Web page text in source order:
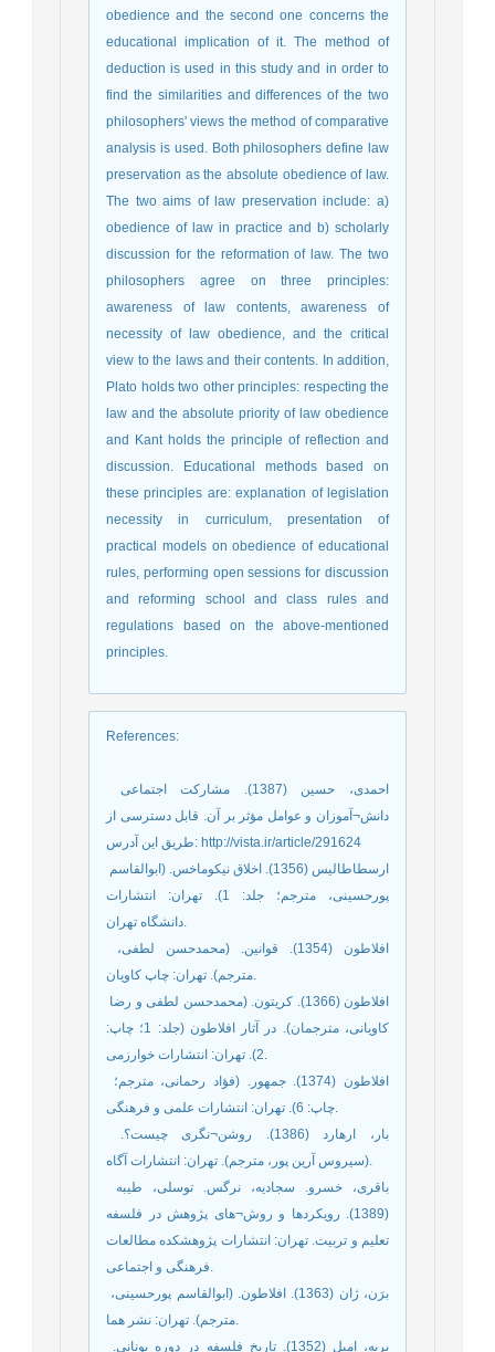
obedience and the second one concerns the
educational implication of it. The method of
deduction is used in this study and in order to
find the similarities and differences of the two
philosophers' views the method of comparative
analysis is used. Both philosophers define law
preservation as the absolute obedience of law.
The two aims of law preservation include: a)
obedience of law in practice and b) scholarly
discussion for the reformation of law. The two
philosophers agree on three principles:
awareness of law contents, awareness of
necessity of law obedience, and the critical
view to the laws and their contents. In addition,
Plato holds two other principles: respecting the
law and the absolute priority of law obedience
and Kant holds the principle of reflection and
discussion. Educational methods based on
these principles are: explanation of legislation
necessity in curriculum, presentation of
practical models on obedience of educational
rules, performing open sessions for discussion
and reforming school and class rules and
regulations based on the above-mentioned
principles.
References:
دانش¬آموزان و عوامل مؤثر بر آن. قابل دسترسی از
طریق این آدرس: http://vista.ir/article/291624
پورحسینی، مترجم؛ جلد: 1). تهران: انتشارات
دانشگاه تهران.
مترجم). تهران: چاپ کاویان.
کاویانی، مترجمان). در آثار افلاطون (جلد: 1؛ چاپ:
2). تهران: انتشارات خوارزمی.
چاپ: 6). تهران: انتشارات علمی و فرهنگی.
(سیروس آرین پور، مترجم). تهران: انتشارات آگاه.
(1389). رویکردها و روش¬های پژوهش در فلسفه
تعلیم و تربیت. تهران: انتشارات پژوهشکده مطالعات
فرهنگی و اجتماعی.
مترجم). تهران: نشر هما.